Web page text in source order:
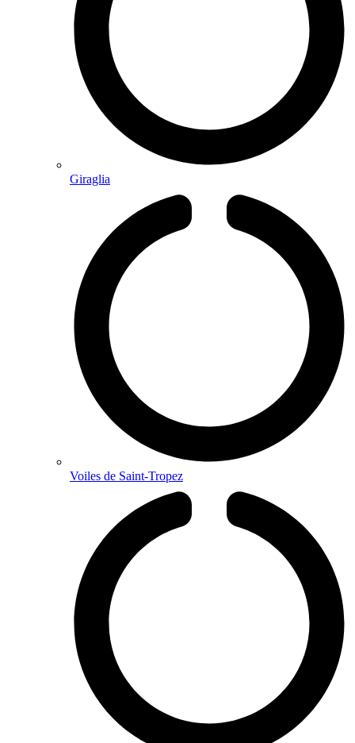
Giraglia
Voiles de Saint-Tropez